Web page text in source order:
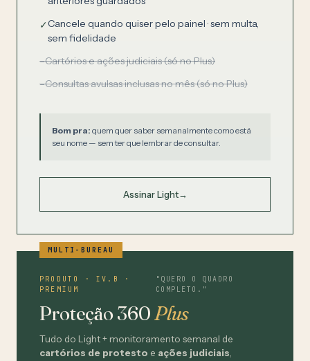
✓Cancele quando quiser pelo painel · sem multa,
sem fidelidade
–Cartórios e ações judiciais (só no Plus)
–Consultas avulsas inclusas no mês (só no Plus)
Bom pra: quem quer saber semanalmente como está
seu nome — sem ter que lembrar de consultar.
Assinar Light→
MULTI-BUREAU
PRODUTO · IV.B ·
PREMIUM
"QUERO O QUADRO
COMPLETO."
Proteção 360Plus
Tudo do Light + monitoramento semanal de
cartórios de protesto e ações judiciais